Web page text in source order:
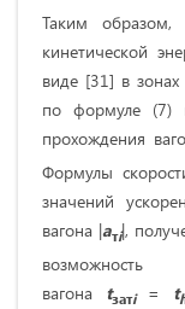
Таким
кинетической
виде [31] в зонах
по формуле (7)
прохождения
Формулы
значений
вагона |aтi|,
вагона tзатi= tl